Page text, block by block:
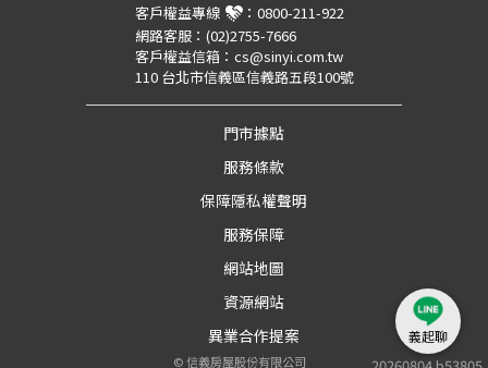
客戶權益專線 ： 0800-211-922
網路客服： (02)2755-7666
客戶權益信箱： cs@sinyi.com.tw
110 台北市信義區信義路五段100號
門市據點
服務條款
保障隱私權聲明
服務保障
網站地圖
資源網站
異業合作提案
©信義房屋股份有限公司
義起聊